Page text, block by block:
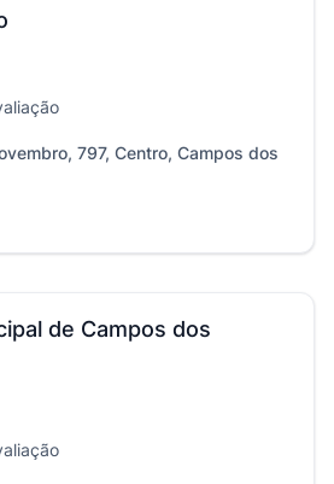
797, Centro, Campos dos
de Campos dos